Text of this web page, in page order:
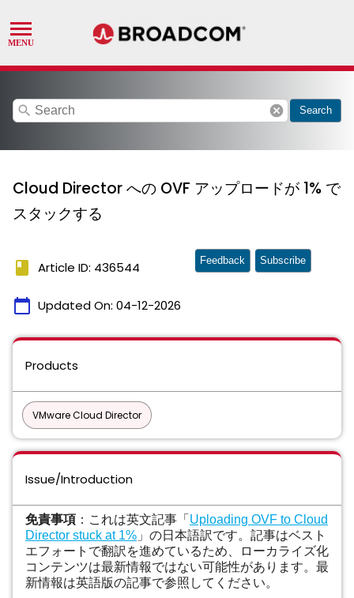
search cancel Search
Cloud Director への OVF アップロードが 1% で
スタックする
book Article ID: 436544
calendar_today Updated On: 04-12-2026
Feedback Subscribe
Products
VMware Cloud Director
Issue/Introduction
免責事項 ：これは英文記事「 Uploading OVF to Cloud
Director stuck at 1% 」の日本語訳です。記事はベスト
エフォートで翻訳を進めているため、ローカライズ化
コンテンツは最新情報ではない可能性があります。最
新情報は英語版の記事で参照してください。